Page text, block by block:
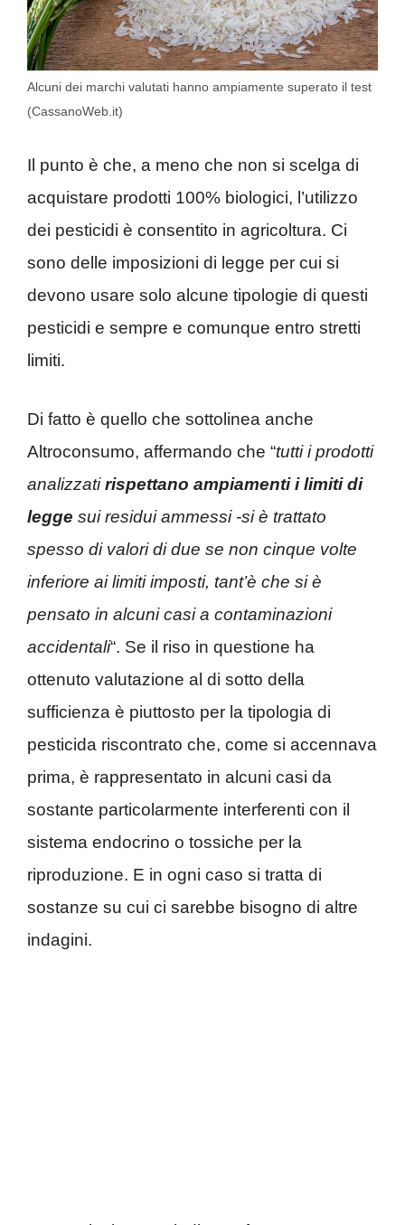
Alcuni dei marchi valutati hanno ampiamente superato il test
(CassanoWeb.it)
Il punto è che, a meno che non si scelga di
acquistare prodotti 100% biologici, l’utilizzo
dei pesticidi è consentito in agricoltura. Ci
sono delle imposizioni di legge per cui si
devono usare solo alcune tipologie di questi
pesticidi e sempre e comunque entro stretti
limiti.
Di fatto è quello che sottolinea anche
Altroconsumo, affermando che “tutti i prodotti
analizzatirispettano ampiamenti i limiti di
legge sui residui ammessi -si è trattato
spesso di valori di due se non cinque volte
inferiore ai limiti imposti, tant’è che si è
pensato in alcuni casi a contaminazioni
accidentali“. Se il riso in questione ha
ottenuto valutazione al di sotto della
sufficienza è piuttosto per la tipologia di
pesticida riscontrato che, come si accennava
prima, è rappresentato in alcuni casi da
sostante particolarmente interferenti con il
sistema endocrino o tossiche per la
riproduzione. E in ogni caso si tratta di
sostanze su cui ci sarebbe bisogno di altre
indagini.